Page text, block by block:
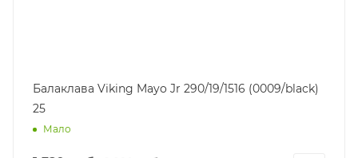
Балаклава Viking Mayo Jr 290/19/1516 (0009/black)
25
Мало